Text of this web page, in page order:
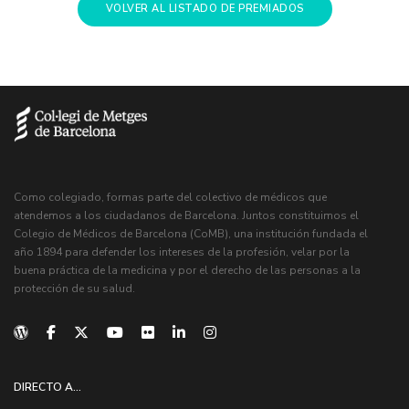
VOLVER AL LISTADO DE PREMIADOS
Como colegiado, formas parte del colectivo de médicos que
atendemos a los ciudadanos de Barcelona. Juntos constituimos el
Colegio de Médicos de Barcelona (CoMB), una institución fundada el
año 1894 para defender los intereses de la profesión, velar por la
buena práctica de la medicina y por el derecho de las personas a la
protección de su salud.
DIRECTO A...